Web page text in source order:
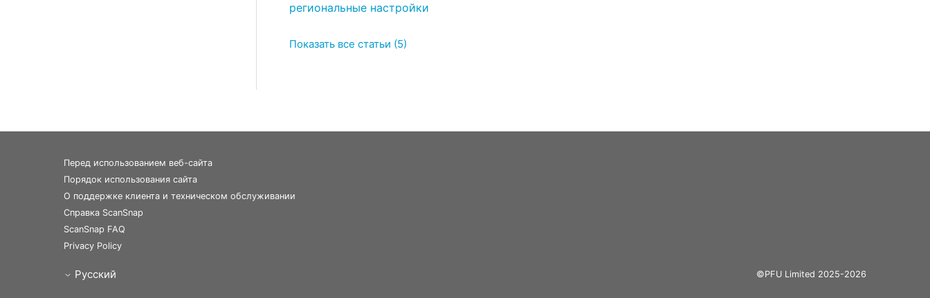
региональные настройки
Показать все статьи (5)
Перед использованием веб-сайта
Порядок использования сайта
О поддержке клиента и техническом обслуживании
Справка ScanSnap
ScanSnap FAQ
Privacy Policy
Русский ©PFU Limited 2025-2026